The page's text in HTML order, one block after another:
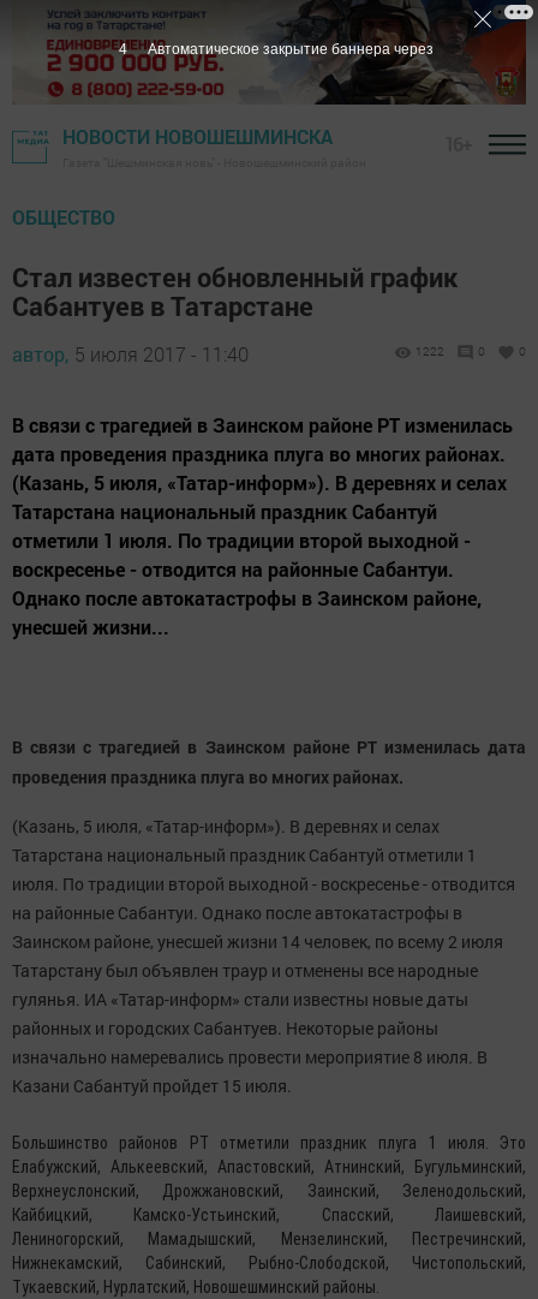
НОВОСТИ НОВОШЕШМИНСКА
ОБЩЕСТВО
Стал известен обновленный график
Сабантуев в Татарстане
автор, 5 июля 2017 - 11:40 1222 0 0
В связи с трагедией в Заинском районе РТ изменилась
дата проведения праздника плуга во многих районах.
(Казань, 5 июля, «Татар-информ»). В деревнях и селах
Татарстана национальный праздник Сабантуй
отметили 1 июля. По традиции второй выходной -
воскресенье - отводится на районные Сабантуи.
Однако после автокатастрофы в Заинском районе,
унесшей жизни...
В связи с трагедией в Заинском районе РТ изменилась дата
проведения праздника плуга во многих районах.
(Казань, 5 июля, «Татар-информ»). В деревнях и селах
Татарстана национальный праздник Сабантуй отметили 1
июля. По традиции второй выходной - воскресенье - отводится
на районные Сабантуи. Однако после автокатастрофы в
Заинском районе, унесшей жизни 14 человек, по всему 2 июля
Татарстану был объявлен траур и отменены все народные
гулянья. ИА «Татар-информ» стали известны новые даты
районных и городских Сабантуев. Некоторые районы
изначально намеревались провести мероприятие 8 июля. В
Казани Сабантуй пройдет 15 июля.
Большинство районов РТ отметили праздник плуга 1 июля. Это
Елабужский, Алькеевский, Апастовский, Атнинский, Бугульминский,
Верхнеуслонский, Дрожжановский, Заинский, Зеленодольский,
Кайбицкий, Камско-Устьинский, Спасский, Лаишевский,
Лениногорский, Мамадышский, Мензелинский, Пестречинский,
Нижнекамский, Сабинский, Рыбно-Слободской, Чистопольский,
Тукаевский, Нурлатский, Новошешминский районы.
3 Автоматическое закрытие баннера через